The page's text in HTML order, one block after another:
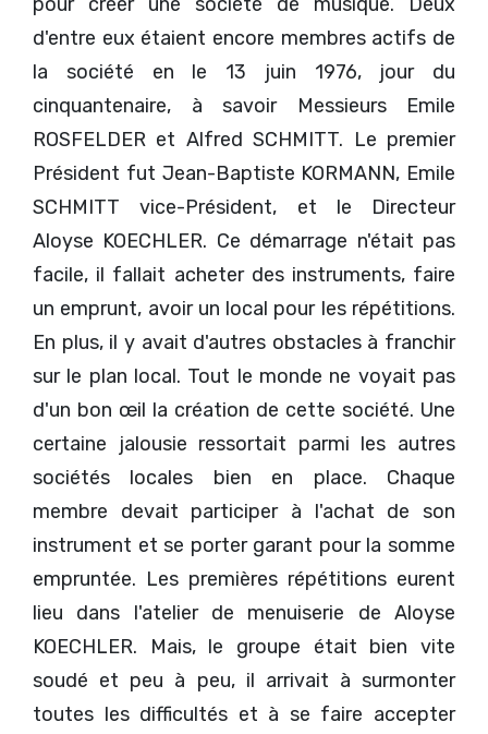
d'entre eux étaient encore membres actifs de
la société en le 13 juin 1976, jour du
cinquantenaire, à savoir Messieurs Emile
ROSFELDER et Alfred SCHMITT. Le premier
Président fut Jean-Baptiste KORMANN, Emile
SCHMITT vice-Président, et le Directeur
Aloyse KOECHLER. Ce démarrage n'était pas
facile, il fallait acheter des instruments, faire
un emprunt, avoir un local pour les répétitions.
En plus, il y avait d'autres obstacles à franchir
sur le plan local. Tout le monde ne voyait pas
d'un bon œil la création de cette société. Une
certaine jalousie ressortait parmi les autres
sociétés locales bien en place. Chaque
membre devait participer à l'achat de son
instrument et se porter garant pour la somme
empruntée. Les premières répétitions eurent
lieu dans l'atelier de menuiserie de Aloyse
KOECHLER. Mais, le groupe était bien vite
soudé et peu à peu, il arrivait à surmonter
toutes les difficultés et à se faire accepter